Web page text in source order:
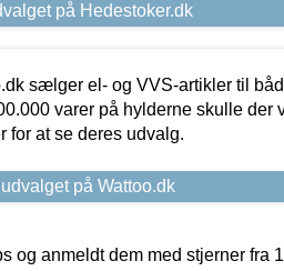
på Hedestoker.dk
sælger el- og VVS-artikler til
varer på hylderne skulle der
for at se deres udvalg.
på Wattoo.dk
anmeldt dem med stjerner fra